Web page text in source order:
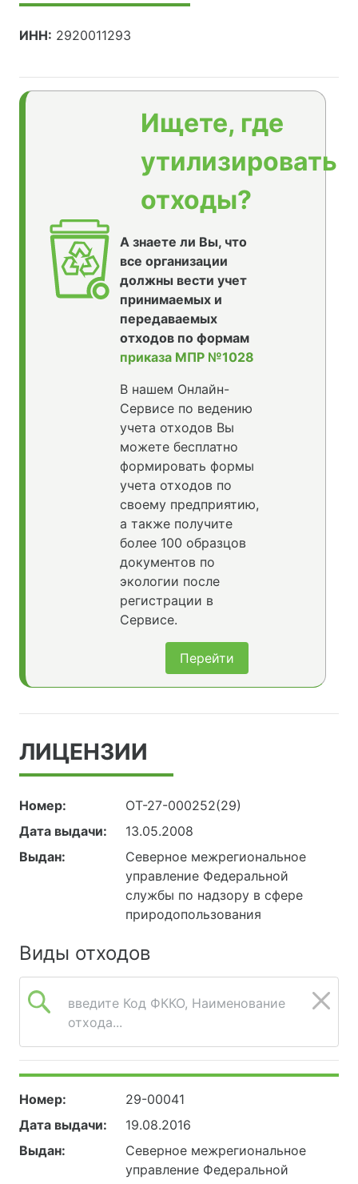
ИНН: 2920011293
Ищете, где
утилизировать
отходы?
А знаете ли Вы, что
все организации
должны вести учет
принимаемых и
передаваемых
отходов по формам
приказа МПР №1028
В нашем Онлайн-
Сервисе по ведению
учета отходов Вы
можете бесплатно
формировать формы
учета отходов по
своему предприятию,
а также получите
более 100 образцов
документов по
экологии после
регистрации в
Сервисе.
Перейти
ЛИЦЕНЗИИ
Номер:
ОТ-27-000252(29)
Дата выдачи:
13.05.2008
Выдан:
Северное межрегиональное
управление Федеральной
службы по надзору в сфере
природопользования
Виды отходов
введите Код ФККО, Наименование
отхода...
Номер:
29-00041
Дата выдачи:
19.08.2016
Выдан:
Северное межрегиональное
управление Федеральной